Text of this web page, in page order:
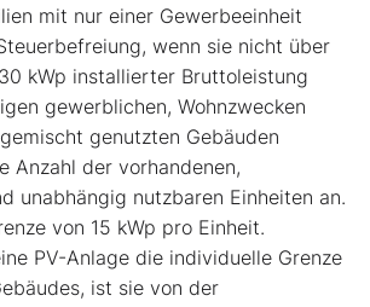
mit nur einer Gewerbeeinheit
wenn sie nicht über
kWp installierter Bruttoleistung
gewerblichen, Wohnzwecken
genutzten Gebäuden
Anzahl der vorhandenen,
unabhängig nutzbaren Einheiten an.
von 15 kWp pro Einheit.
PV-Anlage die individuelle Grenze
ist sie von der